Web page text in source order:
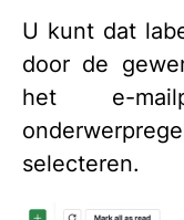
U kunt dat
door de
het e-
selecteren.